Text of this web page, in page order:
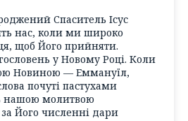
Спаситель Ісус
нас, коли ми широко
щоб Його прийняти.
у Новому Році. Коли
Новиною — Еммануїл,
почуті пастухами
нашою молитвою
Його численні дари